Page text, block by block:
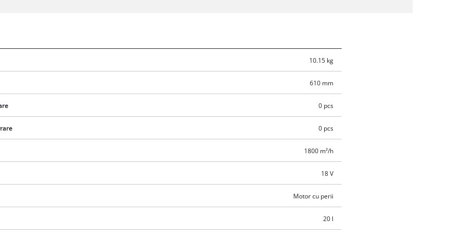
10.15 kg
610 mm
0 pcs
0 pcs
1800 m²/h
18 V
Motor cu perii
20 l